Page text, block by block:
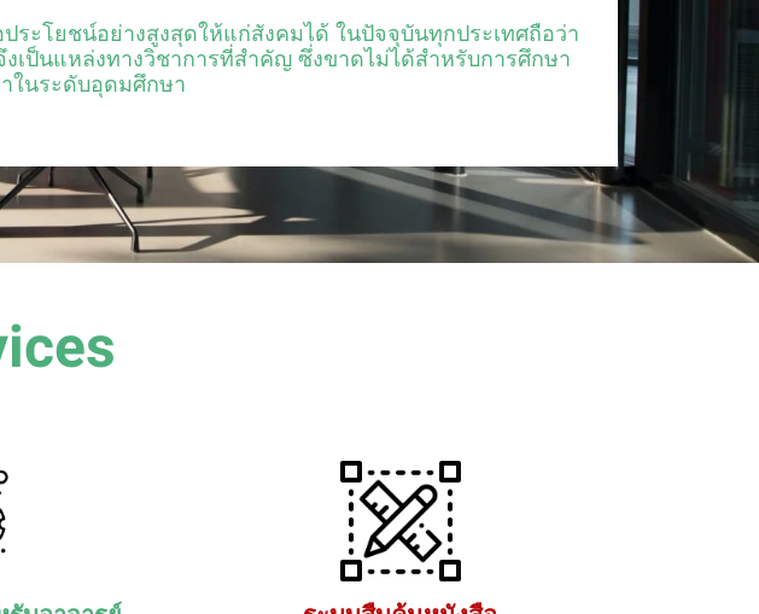
ะโยชน์อย่างสูงสุดให้แก่สังคมได้ ในปัจจุบันทุกประเทศถือว่า
ป็นแหล่งทางวิชาการที่สำคัญ ซึ่งขาดไม่ได้สำหรับการศึกษา
ในระดับอุดมศึกษา